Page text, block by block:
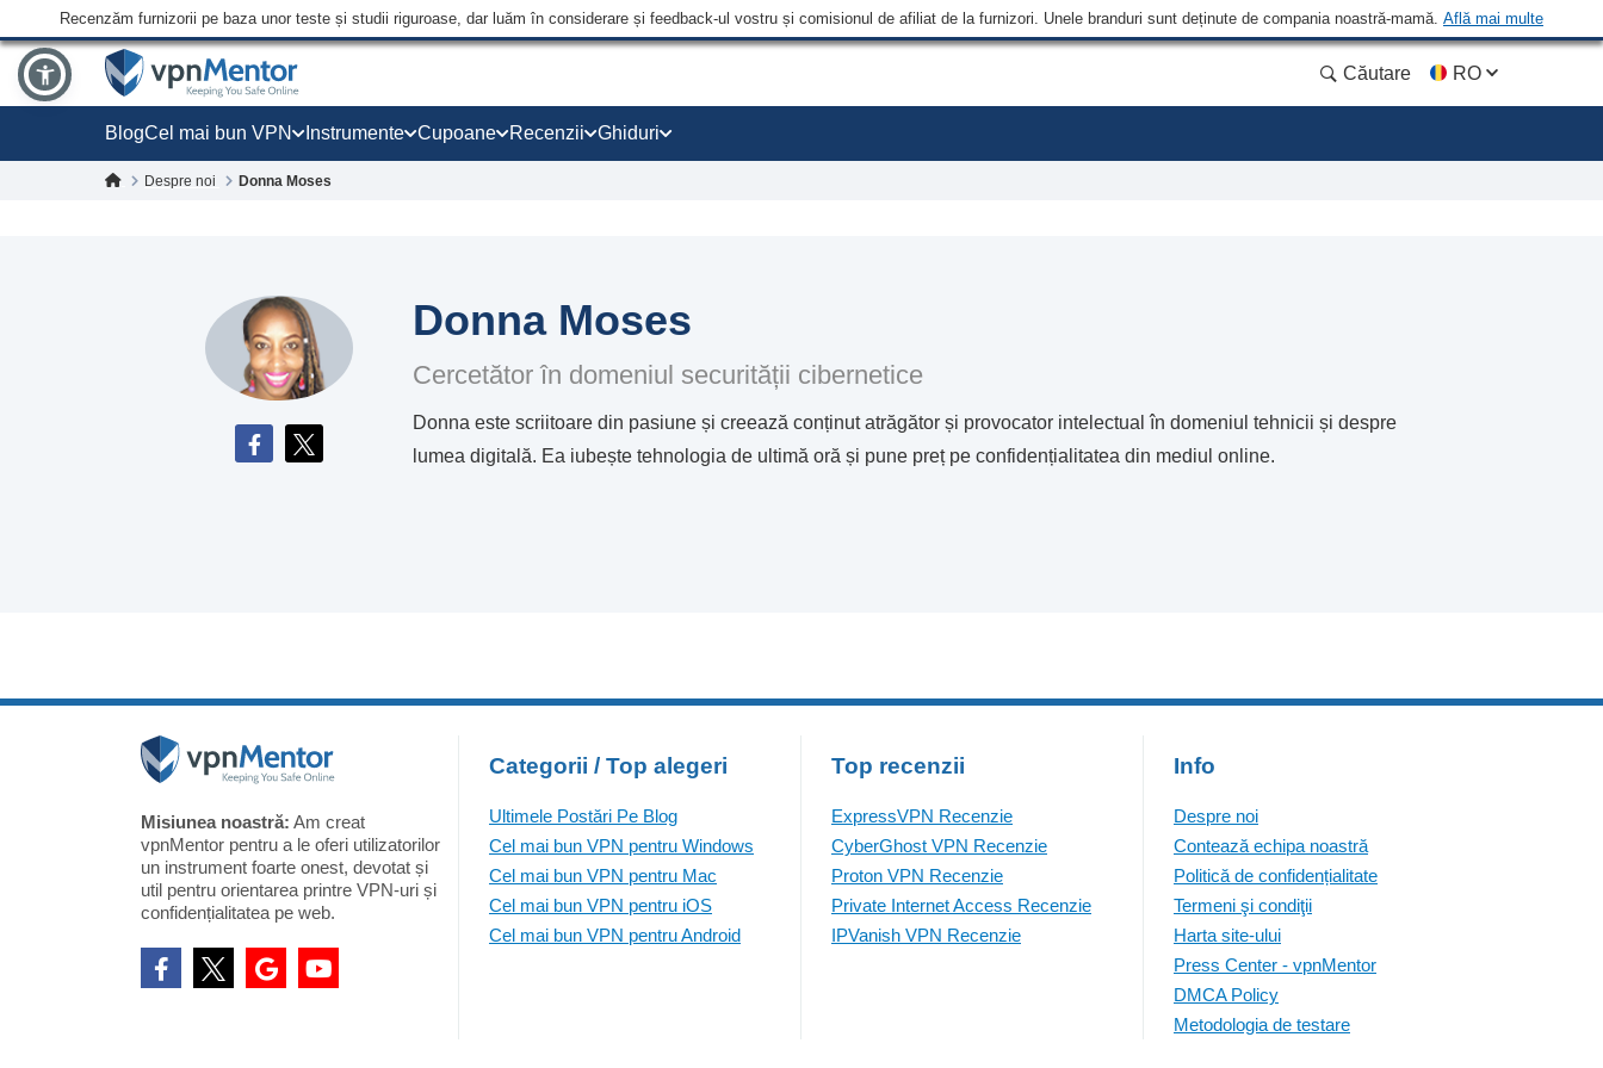
Recenzăm furnizorii pe baza unor teste și studii riguroase, dar luăm în considerare și feedback-ul vostru și comisionul de afiliat de la furnizori. Unele branduri sunt deținute de compania noastră-mamă. Află mai multe
Căutare RO
BlogCel mai bun VPN Instrumente Cupoane Recenzii Ghiduri
Despre noi Donna Moses
Donna Moses
Cercetător în domeniul securității cibernetice
Donna este scriitoare din pasiune și creează conținut atrăgător și provocator intelectual în domeniul tehnicii și despre
lumea digitală. Ea iubește tehnologia de ultimă oră și pune preț pe confidențialitatea din mediul online.
Misiunea noastră: Am creat
vpnMentor pentru a le oferi utilizatorilor
un instrument foarte onest, devotat și
util pentru orientarea printre VPN-uri și
confidențialitatea pe web.
Categorii / Top alegeri
Ultimele Postări Pe Blog
Cel mai bun VPN pentru Windows
Cel mai bun VPN pentru Mac
Cel mai bun VPN pentru iOS
Cel mai bun VPN pentru Android
Top recenzii
ExpressVPN Recenzie
CyberGhost VPN Recenzie
Proton VPN Recenzie
Private Internet Access Recenzie
IPVanish VPN Recenzie
Info
Despre noi
Contează echipa noastră
Politică de confidențialitate
Termeni şi condiţii
Harta site-ului
Press Center - vpnMentor
DMCA Policy
Metodologia de testare